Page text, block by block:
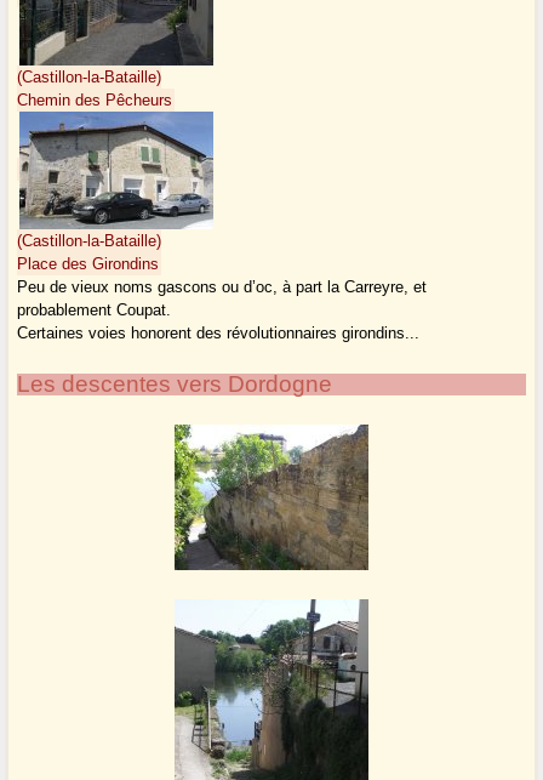
(Castillon-la-Bataille)
Chemin des Pêcheurs
(Castillon-la-Bataille)
Place des Girondins
Peu de vieux noms gascons ou d’oc, à part la Carreyre, et
probablement Coupat.
Certaines voies honorent des révolutionnaires girondins...
Les descentes vers Dordogne